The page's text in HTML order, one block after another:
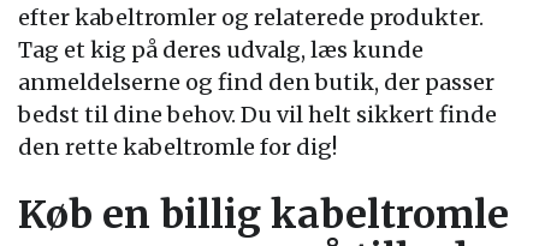
efter kabeltromler og relaterede produkter.
Tag et kig på deres udvalg, læs kunde
anmeldelserne og find den butik, der passer
bedst til dine behov. Du vil helt sikkert finde
den rette kabeltromle for dig!
Køb en billig kabeltromle